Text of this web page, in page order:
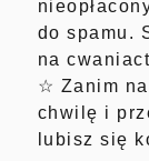
do spamu.
na
☆ Zanim
chwilę i
lubisz się